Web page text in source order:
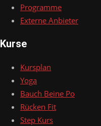
Programme
Externe Anbieter
Kurse
Kursplan
Yoga
Bauch Beine Po
Rücken Fit
Step Kurs